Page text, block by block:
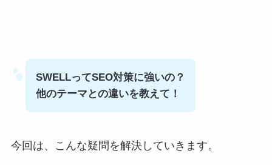
SWELLってSEO対策に強いの？
他のテーマとの違いを教えて！
今回は、こんな疑問を解決していきます。